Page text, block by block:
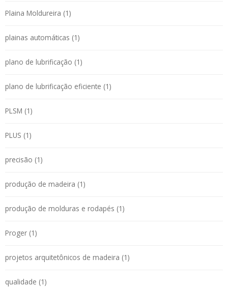
Plaina Moldureira (1)
plainas automáticas (1)
plano de lubrificação (1)
plano de lubrificação eficiente (1)
PLSM (1)
PLUS (1)
precisão (1)
produção de madeira (1)
produção de molduras e rodapés (1)
Proger (1)
projetos arquitetônicos de madeira (1)
qualidade (1)